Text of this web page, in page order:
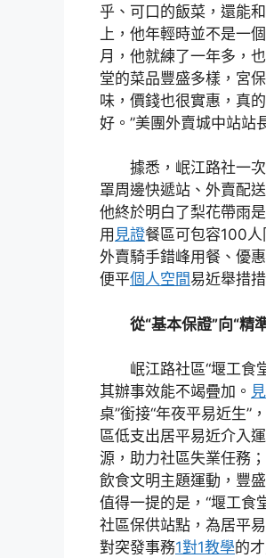
乎、可口的飯菜，還能
上，他年輕時並不是一
月，他就練了一年多，
堂的菜品豐盛多樣，宮
味，價錢也很實惠，真
好。”美團外賣城中站站
據悉，岷江路社一
罩周邊快遞站、外賣配
他終於明白了梨花帶雨
用 見證餐區可包容100
外賣騎手錯峰用餐、優
便平個人空間易近舉措
從“基本保證”向“精
岷江路社區“堰工食
其辦事效能不竭疊加。
桌”銜接“年夜平易近生”
區低支出居平易近介入
源，助力社區失業任務
飲食文明主題運動，豐
值得一提的是，“堰工食
社區保供站點，為居平
對突發事務1對1教學的